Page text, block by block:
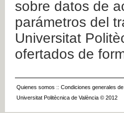
sobre datos de
parámetros del
Universitat
ofertados de
Quienes somos :: Condiciones generales
Universitat Politècnica de València © 2012